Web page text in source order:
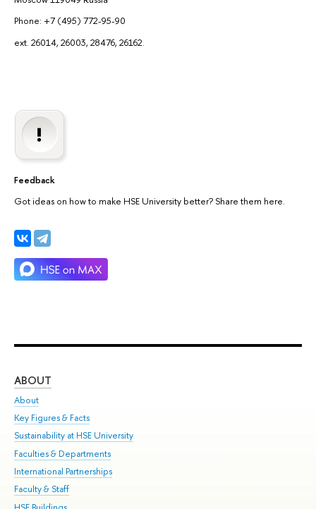
Phone: +7 (495) 772-95-90
ext. 26014, 26003, 28476, 26162.
Feedback
Got ideas on how to make HSE University better? Share them here.
ABOUT
About
Key Figures & Facts
Sustainability at HSE University
Faculties & Departments
International Partnerships
Faculty & Staff